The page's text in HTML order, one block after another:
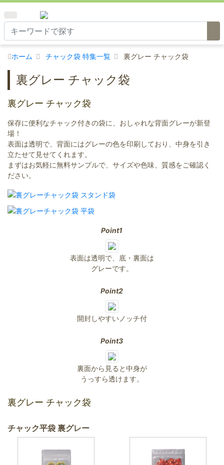
ホーム チャック袋 特集一覧 裏グレー チャック袋
裏グレー チャック袋
裏グレー チャック袋
保存に便利なチャック付きの袋に、おしゃれな背面グレーが新登
場！
表面は透明で、背面にはグレーの色を印刷しており、中身を引き
立たせて見せてくれます。
まずはお気軽に無料サンプルで、サイズや色味、質感をご確認く
ださい。
Point1
表面は透明で、底・裏面は
グレーです。
Point2
開封しやすいノッチ付
Point3
裏面から見ると中身が
うっすら透けます。
裏グレー チャック袋
チャック平袋 裏グレー